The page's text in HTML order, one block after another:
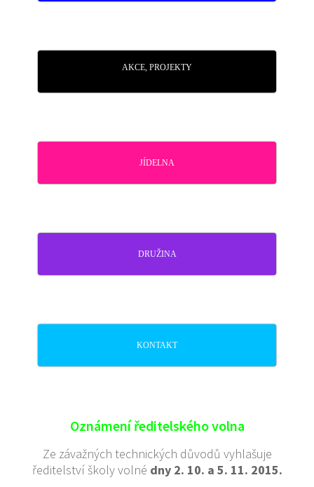
AKCE, PROJEKTY
JÍDELNA
DRUŽINA
KONTAKT
Oznámení ředitelského volna
Ze závažných technických důvodů vyhlašuje
ředitelství školy volné dny 2. 10. a 5. 11. 2015.